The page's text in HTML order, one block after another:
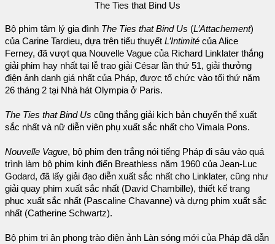
The Ties that Bind Us
Bộ phim tâm lý gia đình The Ties that Bind Us (L’Attachement)
của Carine Tardieu, dựa trên tiểu thuyết L’Intimité của Alice
Ferney, đã vượt qua Nouvelle Vague của Richard Linklater thắng
giải phim hay nhất tại lễ trao giải César lần thứ 51, giải thưởng
điện ảnh danh giá nhất của Pháp, được tổ chức vào tối thứ năm
26 tháng 2 tại Nhà hát Olympia ở Paris.
The Ties that Bind Us cũng thắng giải kịch bản chuyển thể xuất
sắc nhất và nữ diễn viên phụ xuất sắc nhất cho Vimala Pons.
Nouvelle Vague, bộ phim đen trắng nói tiếng Pháp đi sâu vào quá
trình làm bộ phim kinh điển Breathless năm 1960 của Jean-Luc
Godard, đã lấy giải đạo diễn xuất sắc nhất cho Linklater, cũng như
giải quay phim xuất sắc nhất (David Chambille), thiết kế trang
phục xuất sắc nhất (Pascaline Chavanne) và dựng phim xuất sắc
nhất (Catherine Schwartz).
Bộ phim tri ân phong trào điện ảnh Làn sóng mới của Pháp đã dẫn